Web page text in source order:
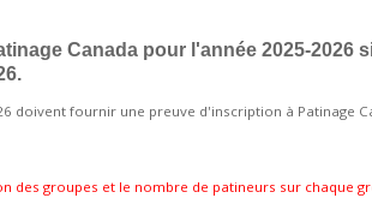
Canada pour l'année 2025-2026
doivent fournir une preuve d'inscription à Patinage
groupes et le nombre de patineurs sur chaque